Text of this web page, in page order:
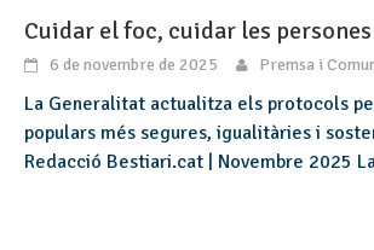
Cuidar el foc, cuidar les persones
6 de novembre de 2025 Premsa i
La Generalitat actualitza els protocols
populars més segures, igualitàries i
Redacció Bestiari.cat | Novembre 2025